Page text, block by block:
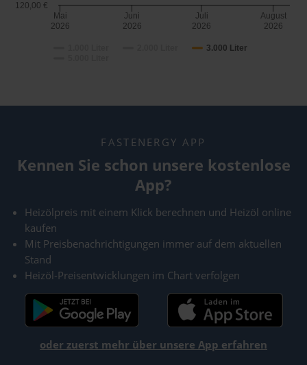
3.000 Liter
Mai
2026
Juni
2026
Juli
2026
August
2026
120,00 €
FASTENERGY APP
Kennen Sie schon unsere kostenlose
App?
Heizölpreis mit einem Klick berechnen und Heizöl online
kaufen
Mit Preisbenachrichtigungen immer auf dem aktuellen
Stand
Heizöl-Preisentwicklungen im Chart verfolgen
oder zuerst mehr über unsere App erfahren